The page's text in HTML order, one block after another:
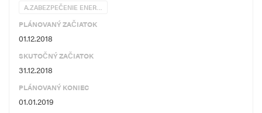
A.ZABEZPEČENIE ENER…
PLÁNOVANÝ ZAČIATOK
01.12.2018
SKUTOČNÝ ZAČIATOK
31.12.2018
PLÁNOVANÝ KONIEC
01.01.2019